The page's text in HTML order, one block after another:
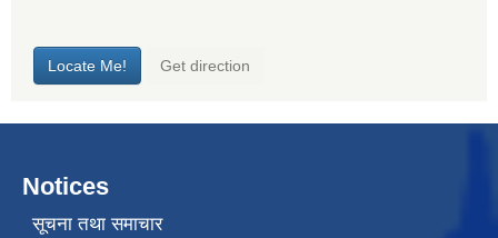
Notices
सूचना तथा समाचार